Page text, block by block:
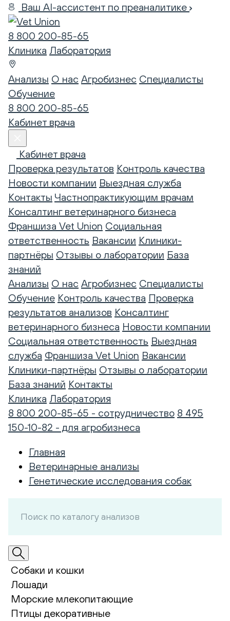
Ваш AI-ассистент по преаналитике
8 800 200-85-65
Клиника Лаборатория
Анализы О нас Агробизнес Специалисты
Обучение
8 800 200-85-65
Кабинет врача
Кабинет врача
Проверка результатов Контроль качества
Новости компании Выездная служба
Контакты Частнопрактикующим врачам
Консалтинг ветеринарного бизнеса
Франшиза Vet Union Социальная
ответственность Вакансии Клиники-
партнёры Отзывы о лаборатории База
знаний
Анализы О нас Агробизнес Специалисты
Обучение Контроль качества Проверка
результатов анализов Консалтинг
ветеринарного бизнеса Новости компании
Социальная ответственность Выездная
служба Франшиза Vet Union Вакансии
Клиники-партнёры Отзывы о лаборатории
База знаний Контакты
Клиника Лаборатория
8 800 200-85-65 - сотрудничество 8 495
150-10-82 - для агробизнеса
Главная
Ветеринарные анализы
Генетические исследования собак
Собаки и кошки
Лошади
Морские млекопитающие
Птицы декоративные